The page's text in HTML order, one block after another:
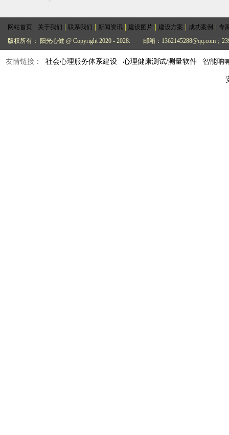
网站首页 关于我们 联系我们 新闻资讯 建设图片 建设方案 成功案例
专
版权所有： 阳光心健 @ Copyright 2020 - 2028.
邮箱：1362145288@qq.com；
友情链接： 社会心理服务体系建设 心理健康测试/测量软件 智能呐